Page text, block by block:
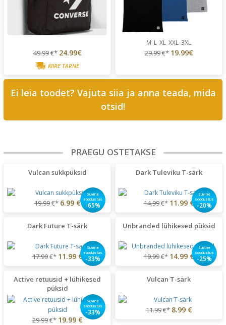
49.99€* 24.99€
KIIRE TARNE
M L XL XXL 3XL
29.99€* 19.99€
Ei leia toodet? Vajuta siia ja anna teada, mida
otsid!
PRAEGU OSTETAKSE
Vulcan sukkpüksid
Suvine
soodustus
-65%
19.99€* 6.99 €
Dark Tuleviku T-särk
Suvine
soodustus
-20%
14.99€* 11.99 €
Dark Future T-särk
Suvine
soodustus
-33%
17.99€* 11.99 €
Unbranded lühikesed püksid
Suvine
soodustus
-25%
19.99€* 14.99 €
Active retuusid + lühikesed
püksid
Suvine
soodustus
-33%
29.99€* 19.99 €
Vulcan T-särk
11.99€* 8.99 €